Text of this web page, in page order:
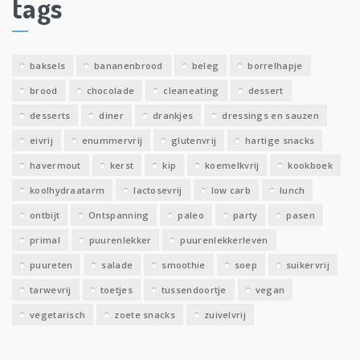
e
v
tags
baksels bananenbrood beleg borrelhapje
brood chocolade cleaneating dessert
desserts diner drankjes dressings en sauzen
eivrij enummervrij glutenvrij hartige snacks
havermout kerst kip koemelkvrij kookboek
koolhydraatarm lactosevrij low carb lunch
ontbijt Ontspanning paleo party pasen
primal puurenlekker puurenlekkerleven
puureten salade smoothie soep suikervrij
tarwevrij toetjes tussendoortje vegan
vegetarisch zoete snacks zuivelvrij